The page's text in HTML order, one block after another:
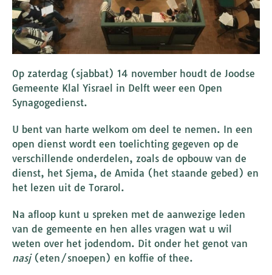
Op zaterdag (sjabbat) 14 november houdt de Joodse
Gemeente Klal Yisrael in Delft weer een Open
Synagogedienst.
U bent van harte welkom om deel te nemen. In een
open dienst wordt een toelichting gegeven op de
verschillende onderdelen, zoals de opbouw van de
dienst, het Sjema, de Amida (het staande gebed) en
het lezen uit de Torarol.
Na afloop kunt u spreken met de aanwezige leden
van de gemeente en hen alles vragen wat u wil
weten over het jodendom. Dit onder het genot van
nasj(eten/snoepen) en koffie of thee.